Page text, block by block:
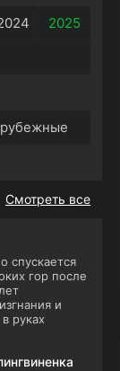
2025
Смотреть все
спускается
гор после
и
руках